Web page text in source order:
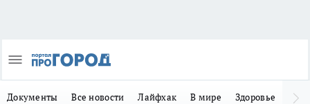
Документы Все новости Лайфхак В мире Здоровье